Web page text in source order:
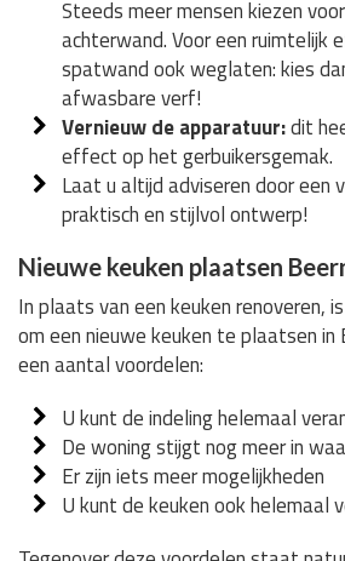
Steeds meer mensen kiezen
achterwand. Voor een ruimtelijk
spatwand ook weglaten: kies
afwasbare verf!
Vernieuw de apparatuur:dit
effect op het gerbuikersgemak.
Laat u altijd adviseren door een
praktisch en stijlvol ontwerp!
Nieuwe keuken plaatsen
In plaats van een keuken renoveren,
om een nieuwe keuken te plaatsen
een aantal voordelen:
U kunt de indeling helemaal
De woning stijgt nog meer in
Er zijn iets meer mogelijkheden
U kunt de keuken ook helemaal